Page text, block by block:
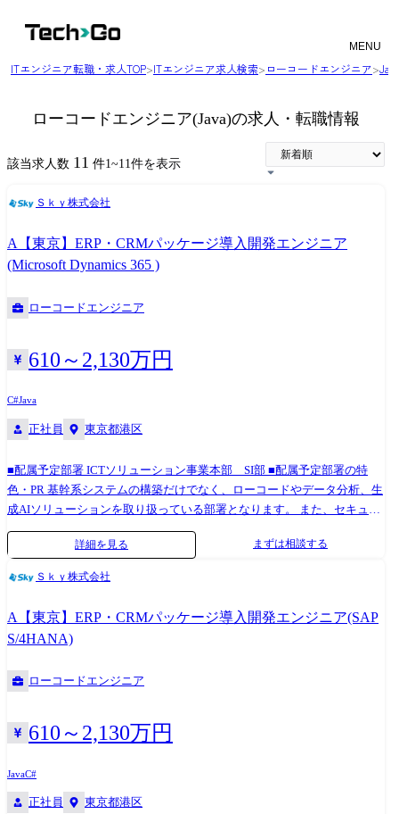
MENU
ITエンジニア転職・求人TOP>ITエンジニア求人検索> ローコードエンジニア>
ローコードエンジニア(Java)の求人・転職情報
該当求人数 11 件1~11件を表示
Ｓｋｙ株式会社
A【東京】ERP・CRMパッケージ導入開発エンジニア
(Microsoft Dynamics 365 )
ローコードエンジニア
610～2,130万円
C#Java
正社員 東京都港区
■配属予定部署 ICTソリューション事業本部 SI部 ■配属予定部署の特
色・PR 基幹系システムの構築だけでなく、ローコードやデータ分析、生
成AIソリューションを取り扱っている部署となります。 また、セキュリ
ティやクラウドを含むインフラ、統合ID管理ソリューションなど、お客
様のDX推進をご支援しております。 会社としても注力している部署であ
善を行うことができる組織です。 商売力のあるメンバーと共に強みを作
り上げている勢いのある部隊となっております。 ※職務内容変更の可能
性:有 ※変更の範囲:会社の定める業務 Microsoft Dynamics 365、SAP
S/4HANAをはじめとする、 ERPパッケージの導入コンサルタント、およ
ッケージ導入においては、Fit to Standardが主流になってきており、ERP
リューションを用いた周辺サブシステムの開発も実施いたします。 対応
フェーズは、構想策定、要件定義、アプリケーション設計、開発、評価
張性に優れた低コストなシステムを構築するため、 ETL・EAI、
OutSystems・Power Apps等のローコードソリューション、 SAP Business
詳細を見る まずは相談する
Ｓｋｙ株式会社
A【東京】ERP・CRMパッケージ導入開発エンジニア(SAP
S/4HANA)
ローコードエンジニア
610～2,130万円
JavaC#
正社員 東京都港区